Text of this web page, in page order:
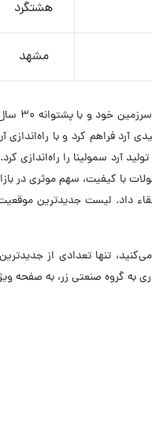
هشتگرد
مشهد
گروه
در ایران خطوط تولید آرد سمولینا را
داد. لیست جدیدترین
تنها تعدادی از
به گروه صنعتی زر، به صفحه